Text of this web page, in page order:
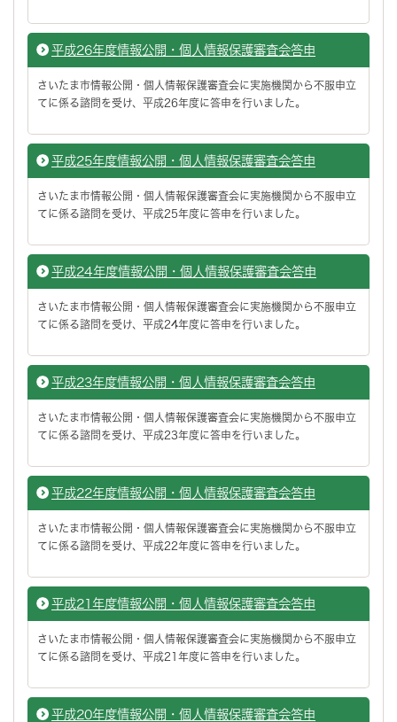
平成26年度情報公開・個人情報保護審査会答申
さいたま市情報公開・個人情報保護審査会に実施機関から不服申立
てに係る諮問を受け、平成26年度に答申を行いました。
平成25年度情報公開・個人情報保護審査会答申
さいたま市情報公開・個人情報保護審査会に実施機関から不服申立
てに係る諮問を受け、平成25年度に答申を行いました。
平成24年度情報公開・個人情報保護審査会答申
さいたま市情報公開・個人情報保護審査会に実施機関から不服申立
てに係る諮問を受け、平成24年度に答申を行いました。
平成23年度情報公開・個人情報保護審査会答申
さいたま市情報公開・個人情報保護審査会に実施機関から不服申立
てに係る諮問を受け、平成23年度に答申を行いました。
平成22年度情報公開・個人情報保護審査会答申
さいたま市情報公開・個人情報保護審査会に実施機関から不服申立
てに係る諮問を受け、平成22年度に答申を行いました。
平成21年度情報公開・個人情報保護審査会答申
さいたま市情報公開・個人情報保護審査会に実施機関から不服申立
てに係る諮問を受け、平成21年度に答申を行いました。
平成20年度情報公開・個人情報保護審査会答申